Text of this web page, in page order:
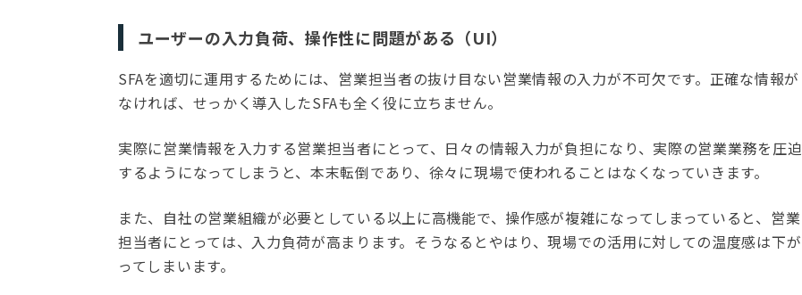
ユーザーの入力負荷、操作性に問題がある（UI）
SFAを適切に運用するためには、営業担当者の抜け目ない営業情報の入力が不可欠です。正確な情報が
なければ、せっかく導入したSFAも全く役に立ちません。
実際に営業情報を入力する営業担当者にとって、日々の情報入力が負担になり、実際の営業業務を圧迫
するようになってしまうと、本末転倒であり、徐々に現場で使われることはなくなっていきます。
また、自社の営業組織が必要としている以上に高機能で、操作感が複雑になってしまっていると、営業
担当者にとっては、入力負荷が高まります。そうなるとやはり、現場での活用に対しての温度感は下が
ってしまいます。